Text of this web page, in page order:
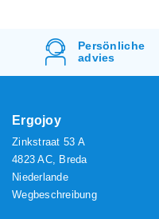
Lieferung innerhalb
von 2-3 Werktagen
Ergojoy
Zinkstraat 53 A
4823 AC, Breda
Niederlande
Wegbeschreibung